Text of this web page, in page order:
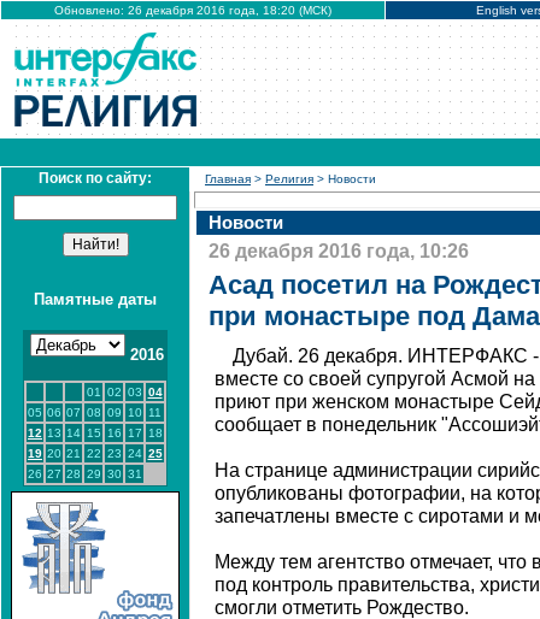
Обновлено: 26 декабря 2016 года, 18:20 (МСК) English
Поиск по сайту:
Памятные даты
2016
01 02 03 04
05 06 07 08 09 10
11
12 13 14 15 16 17
18
19 20 21 22 23 24 25
26 27 28 29 30 31
Главная > Религия > Новости
Новости
26 декабря 2016 года, 10:26
Асад посетил на
при монастыре под
Дубай. 26 декабря. ИНТЕРФАКС
вместе со своей супругой Асмой
приют при женском монастыре
сообщает в понедельник
На странице администрации
опубликованы фотографии, на
запечатлены вместе с сиротами и
Между тем агентство отмечает,
под контроль правительства,
смогли отметить Рождество.